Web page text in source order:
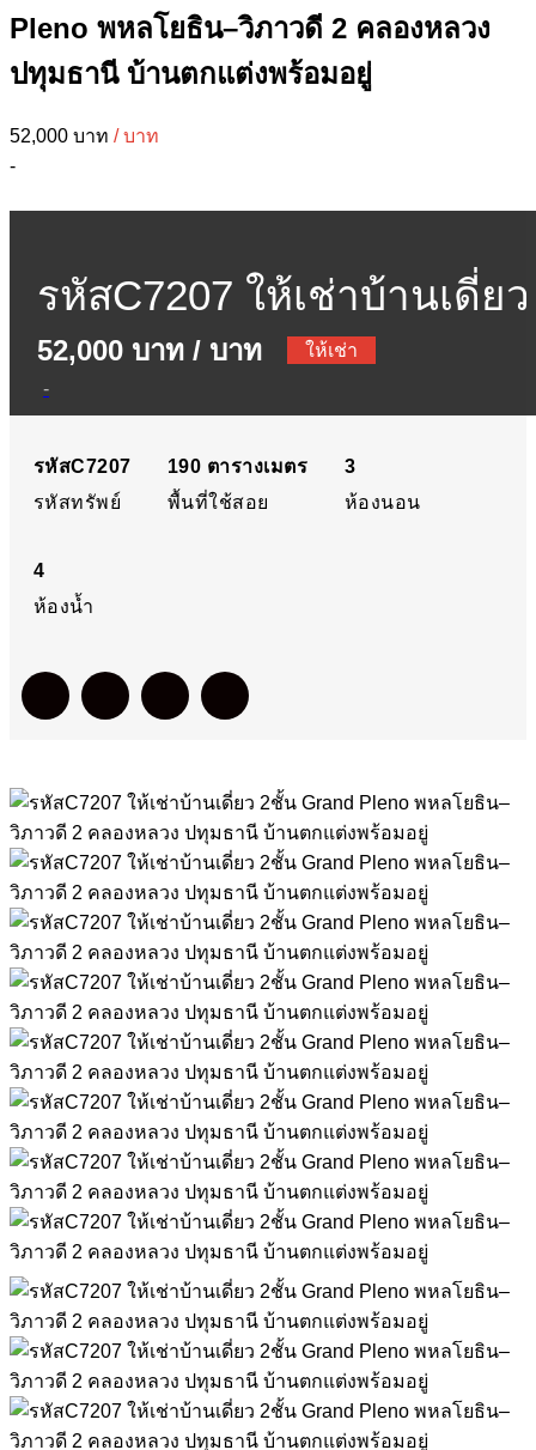
Pleno พหลโยธิน–วิภาวดี 2 คลองหลวง
ปทุมธานี บ้านตกแต่งพร้อมอยู่
52,000 บาท / บาท
-
รหัสC7207 ให้เช่าบ้านเดี่ยว
2ชั้น Grand Pleno
พหลโยธิน–วิภาวดี 2
คลองหลวง ปทุมธานี บ้าน
ตกแต่งพร้อมอยู่
52,000 บาท / บาท
ให้เช่า
-
รหัสC7207
รหัสทรัพย์
190 ตารางเมตร
พื้นที่ใช้สอย
3
ห้องนอน
4
ห้องน้ำ